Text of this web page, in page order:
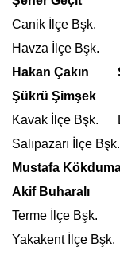
Canik İlçe
Havza İlçe Bşk.
Hakan
Şükrü Şimşek
Kavak İlçe Bşk.
Salıpazarı İlçe
Mustafa
Akif Buharalı
Terme İlçe
Yakakent İlçe Bşk.